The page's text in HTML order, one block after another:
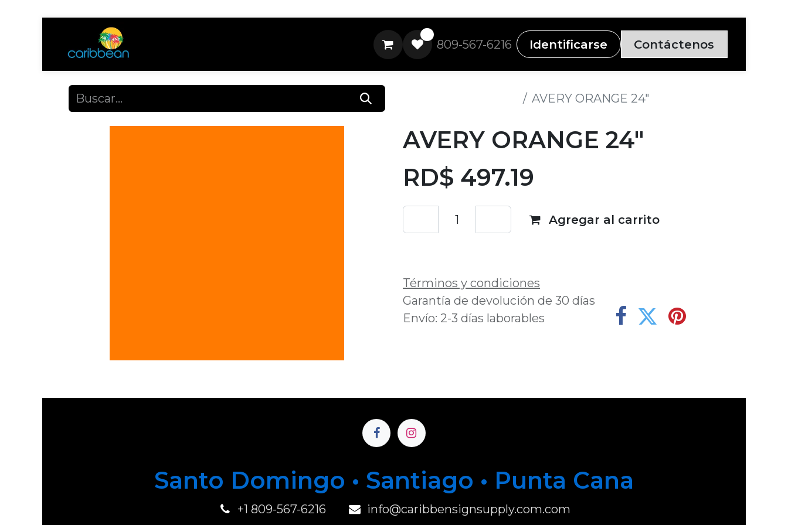
809-567-6216 Identificarse Contáctenos
AVERY ORANGE 24"
AVERY ORANGE 24"
RD$ 497.19
Agregar al carrito
Términos y condiciones
Garantía de devolución de 30 días
Envío: 2-3 días laborables
Santo Domingo • Santiago • Punta Cana
+1 809-567-6216 info@caribbensignsupply.com.com